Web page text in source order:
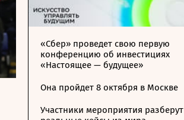
«Сбер» проведет свою первую
конференцию об инвестициях
«Настоящее — будущее»
Она пройдет 8 октября в Москве
Участники мероприятия разберут